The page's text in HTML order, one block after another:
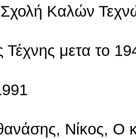
Καλών
Τέχνης μετα το
Νίκος, Ο